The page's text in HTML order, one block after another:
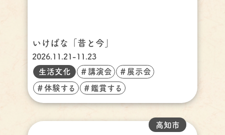
いけばな「昔と今」
2026.11.21-11.23
生活文化
＃講演会 ＃展示会
＃体験する ＃鑑賞する
高知市